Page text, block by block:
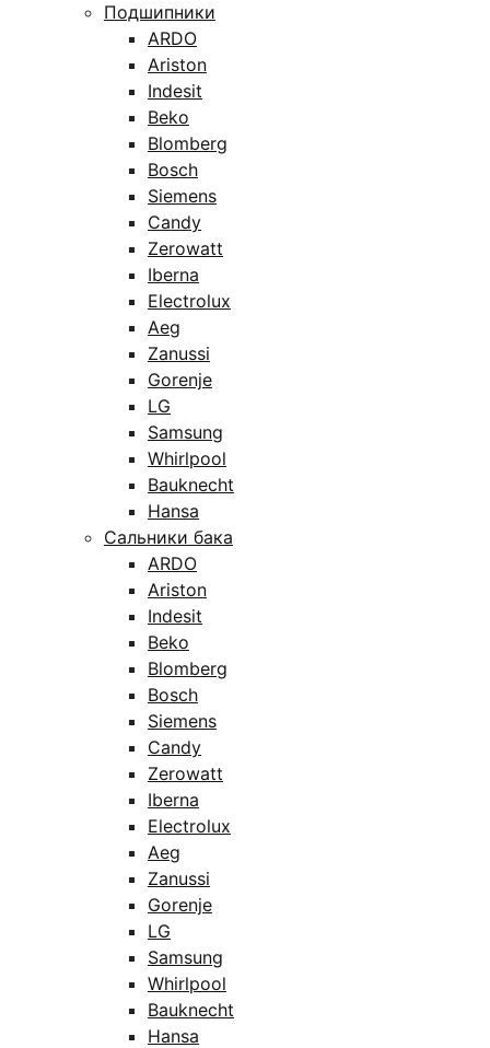
Подшипники
ARDO
Ariston
Indesit
Beko
Blomberg
Bosch
Siemens
Candy
Zerowatt
Iberna
Electrolux
Aeg
Zanussi
Gorenje
LG
Samsung
Whirlpool
Bauknecht
Hansa
Сальники бака
ARDO
Ariston
Indesit
Beko
Blomberg
Bosch
Siemens
Candy
Zerowatt
Iberna
Electrolux
Aeg
Zanussi
Gorenje
LG
Samsung
Whirlpool
Bauknecht
Hansa